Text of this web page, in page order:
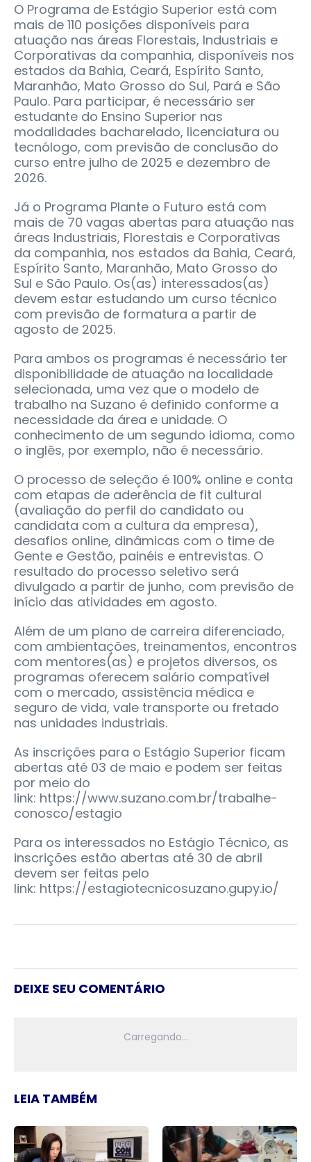
O Programa de Estágio Superior está com
mais de 110 posições disponíveis para
atuação nas áreas Florestais, Industriais e
Corporativas da companhia, disponíveis nos
estados da Bahia, Ceará, Espírito Santo,
Maranhão, Mato Grosso do Sul, Pará e São
Paulo. Para participar, é necessário ser
estudante do Ensino Superior nas
modalidades bacharelado, licenciatura ou
tecnólogo, com previsão de conclusão do
curso entre julho de 2025 e dezembro de
2026.
Já o Programa Plante o Futuro está com
mais de 70 vagas abertas para atuação nas
áreas Industriais, Florestais e Corporativas
da companhia, nos estados da Bahia, Ceará,
Espírito Santo, Maranhão, Mato Grosso do
Sul e São Paulo. Os(as) interessados(as)
devem estar estudando um curso técnico
com previsão de formatura a partir de
agosto de 2025.
Para ambos os programas é necessário ter
disponibilidade de atuação na localidade
selecionada, uma vez que o modelo de
trabalho na Suzano é definido conforme a
necessidade da área e unidade. O
conhecimento de um segundo idioma, como
o inglês, por exemplo, não é necessário.
O processo de seleção é 100% online e conta
com etapas de aderência de fit cultural
(avaliação do perfil do candidato ou
candidata com a cultura da empresa),
desafios online, dinâmicas com o time de
Gente e Gestão, painéis e entrevistas. O
resultado do processo seletivo será
divulgado a partir de junho, com previsão de
início das atividades em agosto.
Além de um plano de carreira diferenciado,
com ambientações, treinamentos, encontros
com mentores(as) e projetos diversos, os
programas oferecem salário compatível
com o mercado, assistência médica e
seguro de vida, vale transporte ou fretado
nas unidades industriais.
As inscrições para o Estágio Superior ficam
abertas até 03 de maio e podem ser feitas
por meio do
link: https://www.suzano.com.br/trabalhe-
conosco/estagio
Para os interessados no Estágio Técnico, as
inscrições estão abertas até 30 de abril
devem ser feitas pelo
link: https://estagiotecnicosuzano.gupy.io/
DEIXE SEU COMENTÁRIO
LEIA TAMBÉM